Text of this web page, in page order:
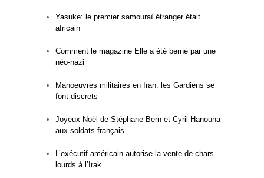
Yasuke: le premier samouraï étranger était
africain
Comment le magazine Elle a été berné par une
néo-nazi
Manoeuvres militaires en Iran: les Gardiens se
font discrets
Joyeux Noël de Stéphane Bern et Cyril Hanouna
aux soldats français
L’exécutif américain autorise la vente de chars
lourds à l’Irak